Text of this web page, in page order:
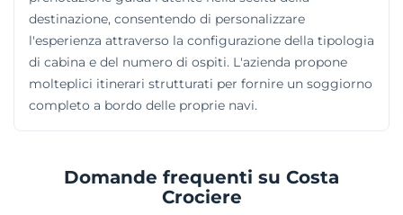
destinazione, consentendo di personalizzare
l'esperienza attraverso la configurazione della tipologia
di cabina e del numero di ospiti. L'azienda propone
molteplici itinerari strutturati per fornire un soggiorno
completo a bordo delle proprie navi.
Domande frequenti su Costa
Crociere